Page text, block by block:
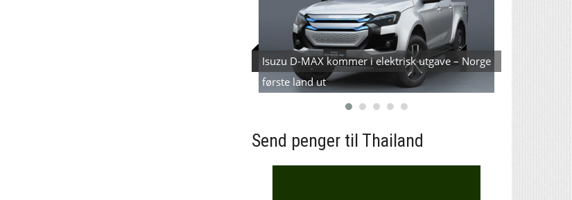
Isuzu D-MAX kommer i elektrisk utgave – Norge
første land ut
Send penger til Thailand